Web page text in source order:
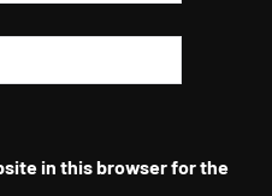
in this browser for the